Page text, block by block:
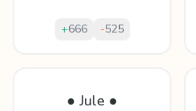
+666 -525
● Jule ●